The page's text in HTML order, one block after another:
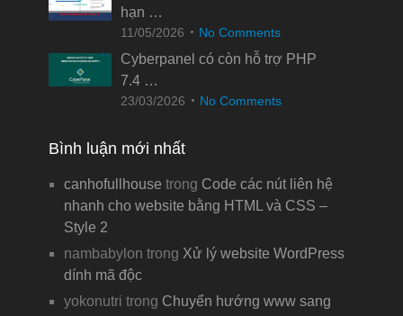
hạn …
11/05/2026 No Comments
Cyberpanel có còn hỗ trợ PHP
7.4 …
23/03/2026 No Comments
Bình luận mới nhất
canhofullhouse trong Code các nút liên hệ
nhanh cho website bằng HTML và CSS –
Style 2
nambabylon trong Xử lý website WordPress
dính mã độc
yokonutri trong Chuyển hướng www sang